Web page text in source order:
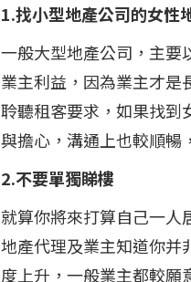
1.找小型地產公司的女性
一般大型地產公司，主要
業主利益，因為業主才是
聆聽租客要求，如果找到
與擔心，溝通上也較順暢
2.不要單獨睇樓
就算你將來打算自己一人
地產代理及業主知道你并
度上升，一般業主都較願